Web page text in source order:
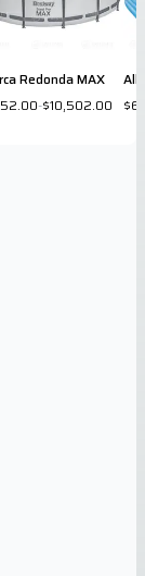
Redonda MAX
-$10,502.00